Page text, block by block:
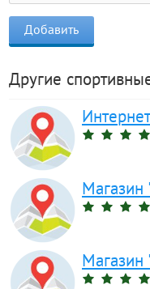
Другие
Магазин
Магазин